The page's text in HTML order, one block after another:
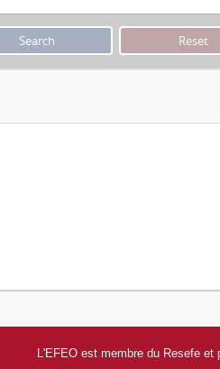
L'EFEO est membre du Resefe et